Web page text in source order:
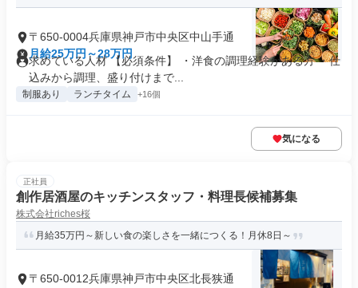
〒650-0004兵庫県神戸市中央区中山手通
月給25万円～28万円
求めている人材 【必須条件】 ・洋食の調理経験がある方 ・仕
込みから調理、盛り付けまで...
制服あり ランチタイム +16個
気になる
正社員
創作居酒屋のキッチンスタッフ・料理長候補募集
株式会社riches桜
月給35万円～新しい食の楽しさを一緒につくる！月休8日～
〒650-0012兵庫県神戸市中央区北長狭通